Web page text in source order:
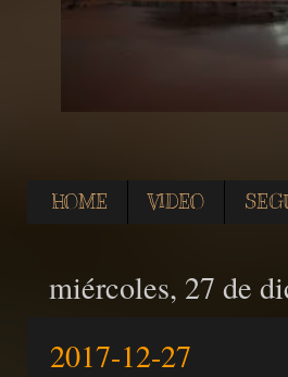
HOME VIDEO
miércoles, 27 de
2017-12-27